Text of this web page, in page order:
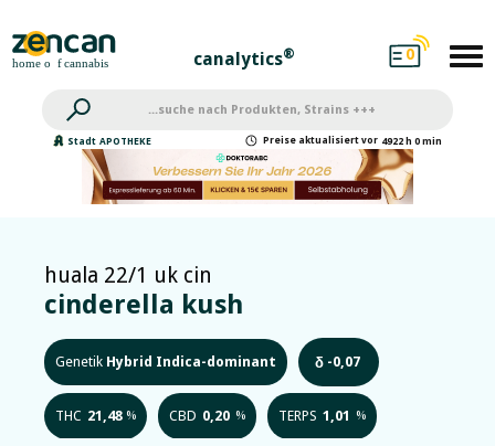
canalytics® 0
Stadt APOTHEKE Preise aktualisiert vor 4922 h 0 min
huala 22/1 uk cin
cinderella kush
Genetik Hybrid Indica-dominant δ -0,07
THC 21,48 % CBD 0,20 % TERPS 1,01 %